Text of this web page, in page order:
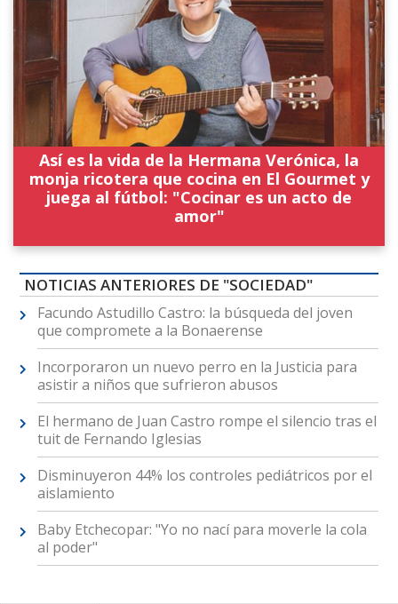
Así es la vida de la Hermana Verónica, la
monja ricotera que cocina en El Gourmet y
juega al fútbol: "Cocinar es un acto de
amor"
NOTICIAS ANTERIORES DE "SOCIEDAD"
Facundo Astudillo Castro: la búsqueda del joven
que compromete a la Bonaerense
Incorporaron un nuevo perro en la Justicia para
asistir a niños que sufrieron abusos
El hermano de Juan Castro rompe el silencio tras el
tuit de Fernando Iglesias
Disminuyeron 44% los controles pediátricos por el
aislamiento
Baby Etchecopar: "Yo no nací para moverle la cola
al poder"